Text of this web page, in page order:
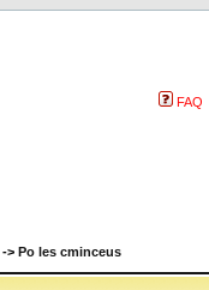
FAQ
-> Po les cminceus